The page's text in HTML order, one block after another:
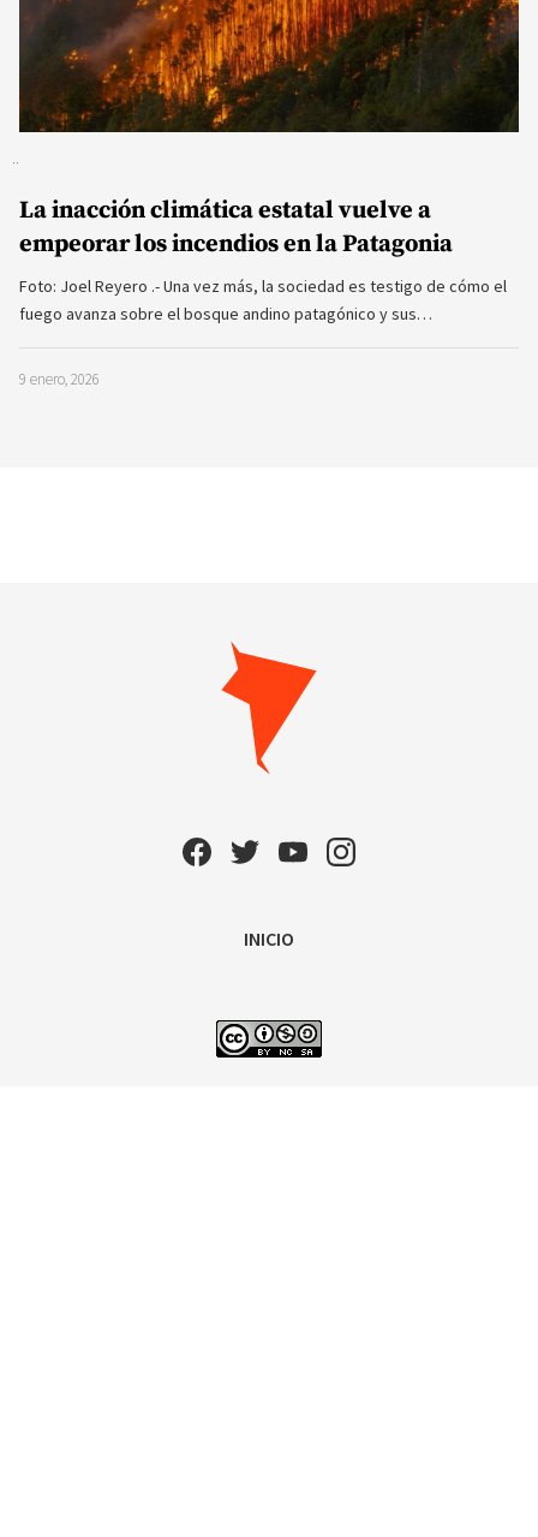
La inacción climática estatal vuelve a
empeorar los incendios en la Patagonia
Foto: Joel Reyero .- Una vez más, la sociedad es testigo de cómo el
fuego avanza sobre el bosque andino patagónico y sus…
9 enero, 2026
INICIO